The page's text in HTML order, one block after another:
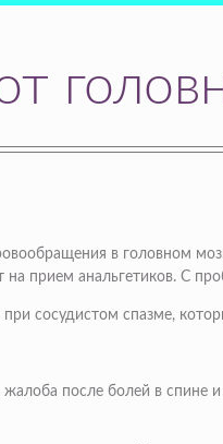
в головном
прием анальгетиков. С
сосудистом спазме,
после болей в спине